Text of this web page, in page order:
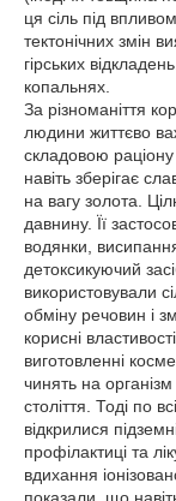
ця сіль під
тектонічних змін
гірських
копальнях.
За різноманіття
людини життєво
складовою раціону
навіть зберігає
на вагу золота.
давнину. Її
водянки,
детоксикуючий
використовували
обміну речовин і
корисні
виготовленні
чинять на
століття. Тоді по
відкрилися
профілактиці та
вдихання